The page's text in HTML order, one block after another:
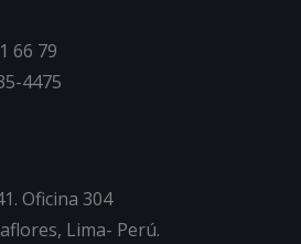
66 79
4475
Oficina 304
Lima- Perú.